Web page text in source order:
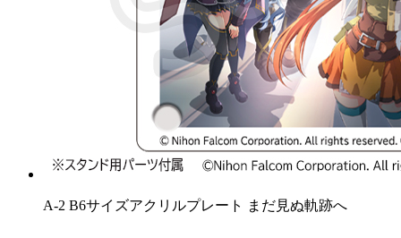
A-2 B6サイズアクリルプレート まだ見ぬ軌跡へ